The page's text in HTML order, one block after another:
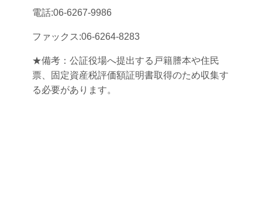
電話:06-6267-9986
ファックス:06-6264-8283
★備考：公証役場へ提出する戸籍謄本や住民
票、固定資産税評価額証明書取得のため収集す
る必要があります。